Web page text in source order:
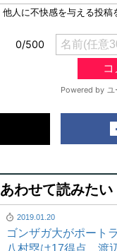
あわせて読みたい
2019.01.20
ゴンザガ大がポート
八村塁は17得点、渡